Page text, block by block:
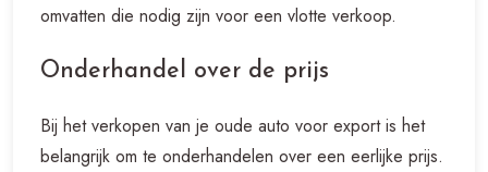
omvatten die nodig zijn voor een vlotte verkoop.
Onderhandel over de prijs
Bij het verkopen van je oude auto voor export is het
belangrijk om te onderhandelen over een eerlijke prijs.